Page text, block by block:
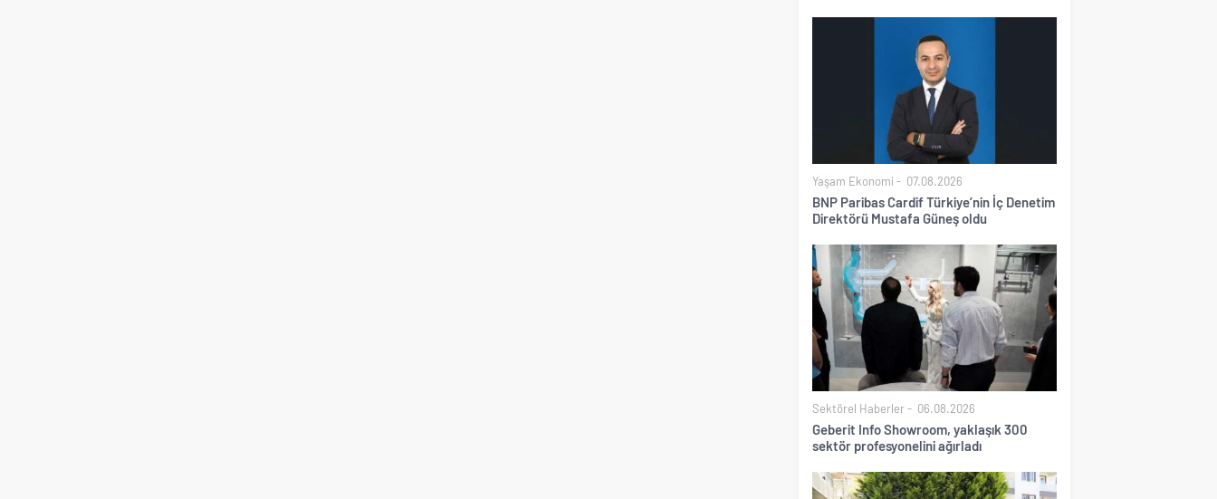
Yaşam Ekonomi 07.08.2026
BNP Paribas Cardif Türkiye’nin İç Denetim
Direktörü Mustafa Güneş oldu
Sektörel Haberler 06.08.2026
Geberit Info Showroom, yaklaşık 300
sektör profesyonelini ağırladı